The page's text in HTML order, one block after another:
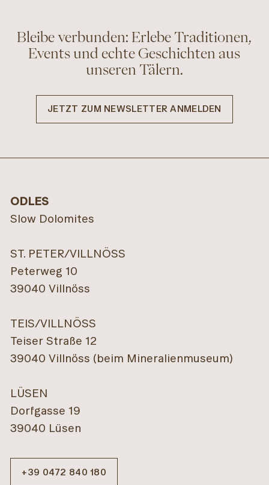
INFO
Berggasthaus
VILLNÖSS
Bleibe verbunden: Erlebe Traditionen,
Events und echte Geschichten aus
unseren Tälern.
JETZT ZUM NEWSLETTER ANMELDEN
ODLES
Slow Dolomites
ST. PETER/VILLNÖSS
Peterweg 10
39040 Villnöss
TEIS/VILLNÖSS
Teiser Straße 12
39040 Villnöss (beim Mineralienmuseum)
LÜSEN
Dorfgasse 19
39040 Lüsen
+39 0472 840 180